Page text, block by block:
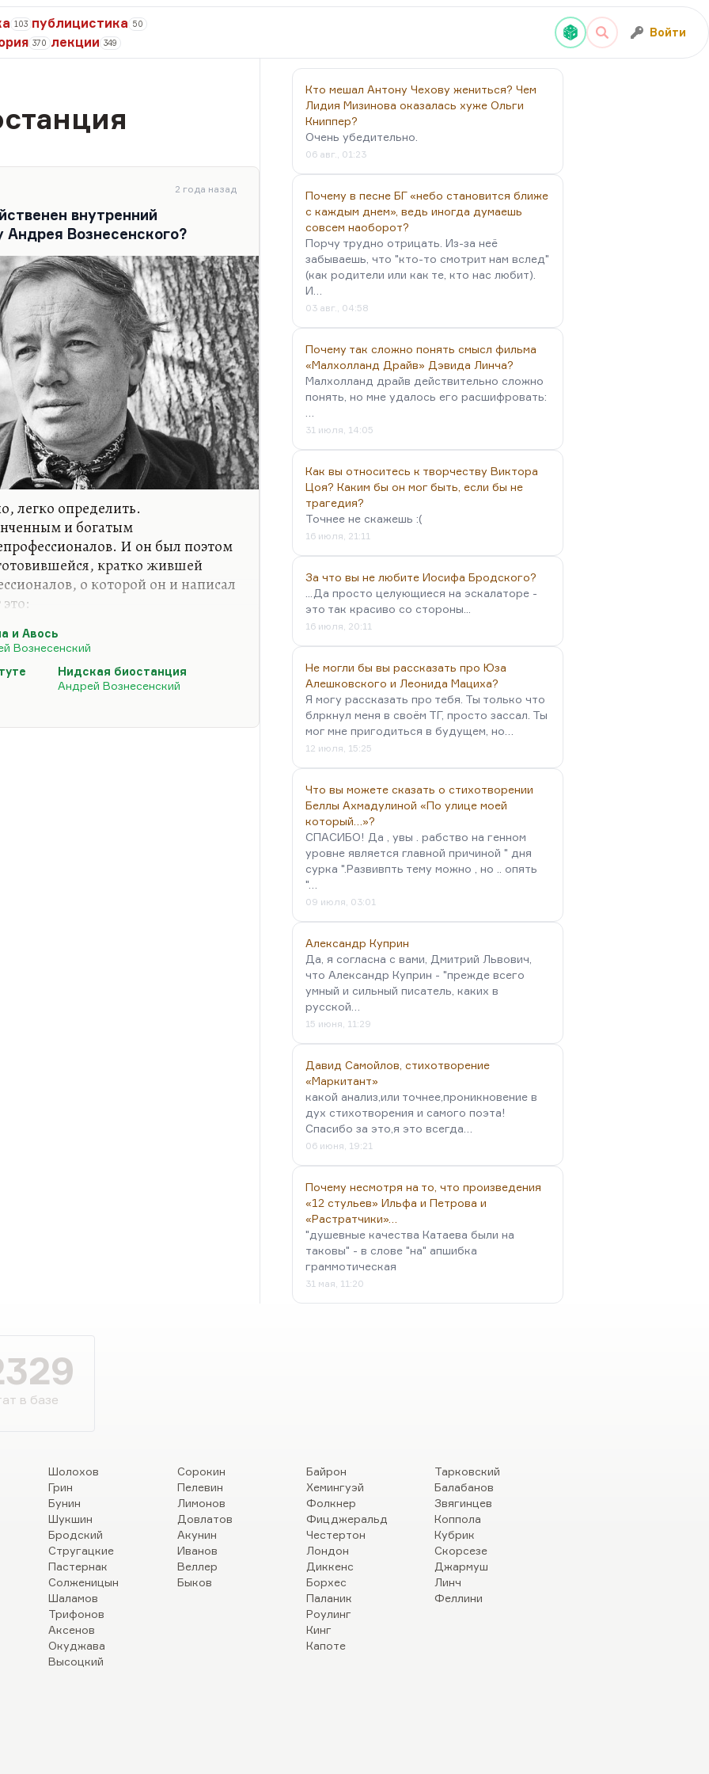
103 публицистика 50
370 лекции 349
Войти
2 года назад
внутренний
Андрея Вознесенского?
легко определить.
и богатым
И он был поэтом
кратко жившей
о которой он и написал
интеллигенции, которые
у безвыходного тупика,
и Авось
Вознесенский
Нидская биостанция
Андрей Вознесенский
Кто мешал Антону Чехову жениться? Чем
Лидия Мизинова оказалась хуже Ольги
Книппер?
Очень убедительно.
06 авг., 01:23
Почему в песне БГ «небо становится ближе
с каждым днем», ведь иногда думаешь
совсем наоборот?
Порчу трудно отрицать. Из-за неё
забываешь, что "кто-то смотрит нам вслед"
(как родители или как те, кто нас любит).
И…
03 авг., 04:58
Почему так сложно понять смысл фильма
«Малхолланд Драйв» Дэвида Линча?
Малхолланд драйв действительно сложно
понять, но мне удалось его расшифровать:
31 июля, 14:05
Как вы относитесь к творчеству Виктора
Цоя? Каким бы он мог быть, если бы не
трагедия?
Точнее не скажешь :(
16 июля, 21:11
За что вы не любите Иосифа Бродского?
...Да просто целующиеся на эскалаторе -
это так красиво со стороны...
16 июля, 20:11
Не могли бы вы рассказать про Юза
Алешковского и Леонида Мациха?
Я могу рассказать про тебя. Ты только что
блркнул меня в своём ТГ, просто зассал. Ты
мог мне пригодиться в будущем, но…
12 июля, 15:25
Что вы можете сказать о стихотворении
Беллы Ахмадулиной «По улице моей
который…»?
СПАСИБО! Да , увы . рабство на генном
уровне является главной причиной " дня
сурка ".Развивпть тему можно , но .. опять
"…
09 июля, 03:01
Александр Куприн
Да, я согласна с вами, Дмитрий Львович,
что Александр Куприн - "прежде всего
умный и сильный писатель, каких в
русской…
15 июня, 11:29
Давид Самойлов, стихотворение
«Маркитант»
какой анализ,или точнее,проникновение в
дух стихотворения и самого поэта!
Спасибо за это,я это всегда…
06 июня, 19:21
Почему несмотря на то, что произведения
«12 стульев» Ильфа и Петрова и
«Растратчики»…
"душевные качества Катаева были на
таковы" - в слове "на" апшибка
граммотическая
31 мая, 11:20
в базе
Шолохов
Грин
Бунин
Шукшин
Бродский
Стругацкие
Пастернак
Солженицын
Шаламов
Трифонов
Аксенов
Окуджава
Высоцкий
Сорокин
Пелевин
Лимонов
Довлатов
Акунин
Иванов
Веллер
Быков
Байрон
Хемингуэй
Фолкнер
Фицджеральд
Честертон
Лондон
Диккенс
Борхес
Паланик
Роулинг
Кинг
Капоте
Тарковский
Балабанов
Звягинцев
Коппола
Кубрик
Скорсезе
Джармуш
Линч
Феллини